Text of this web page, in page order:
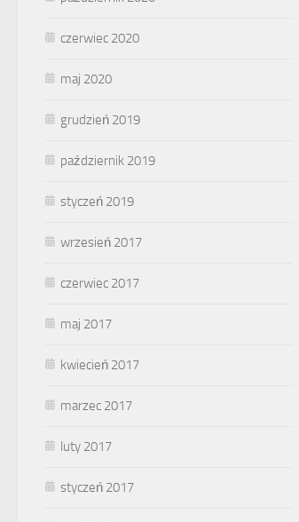
czerwiec 2020
maj 2020
grudzień 2019
październik 2019
styczeń 2019
wrzesień 2017
czerwiec 2017
maj 2017
kwiecień 2017
marzec 2017
luty 2017
styczeń 2017